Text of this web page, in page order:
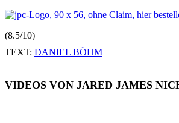
(8.5/10)
TEXT: DANIEL BÖHM
VIDEOS VON JARED JAMES